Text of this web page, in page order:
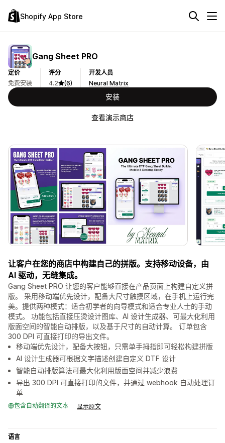
Shopify App Store
Gang Sheet PRO
定价
免费安装
评分
4.2
(6)
开发人员
Neural Matrix
安装
查看演示商店
让客户在您的商店中构建自己的拼版。支持移动设备，由
AI 驱动，无缝集成。
Gang Sheet PRO 让您的客户能够直接在产品页面上构建自定义拼
版。 采用移动端优先设计，配备大尺寸触摸区域，在手机上运行完
美。提供两种模式：适合初学者的向导模式和适合专业人士的手动
模式。 功能包括直接压烫设计图库、AI 设计生成器、可最大化利用
版面空间的智能自动排版，以及基于尺寸的自动计算。 订单包含
300 DPI 可直接打印的导出文件。
移动端优先设计，配备大按钮，只需单手拇指即可轻松构建拼版
AI 设计生成器可根据文字描述创建自定义 DTF 设计
智能自动排版算法可最大化利用版面空间并减少浪费
导出 300 DPI 可直接打印的文件，并通过 webhook 自动处理订
单
包含自动翻译的文本 显示原文
语言